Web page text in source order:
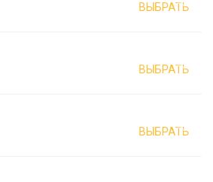
ВЫБРАТЬ
ВЫБРАТЬ
ВЫБРАТЬ